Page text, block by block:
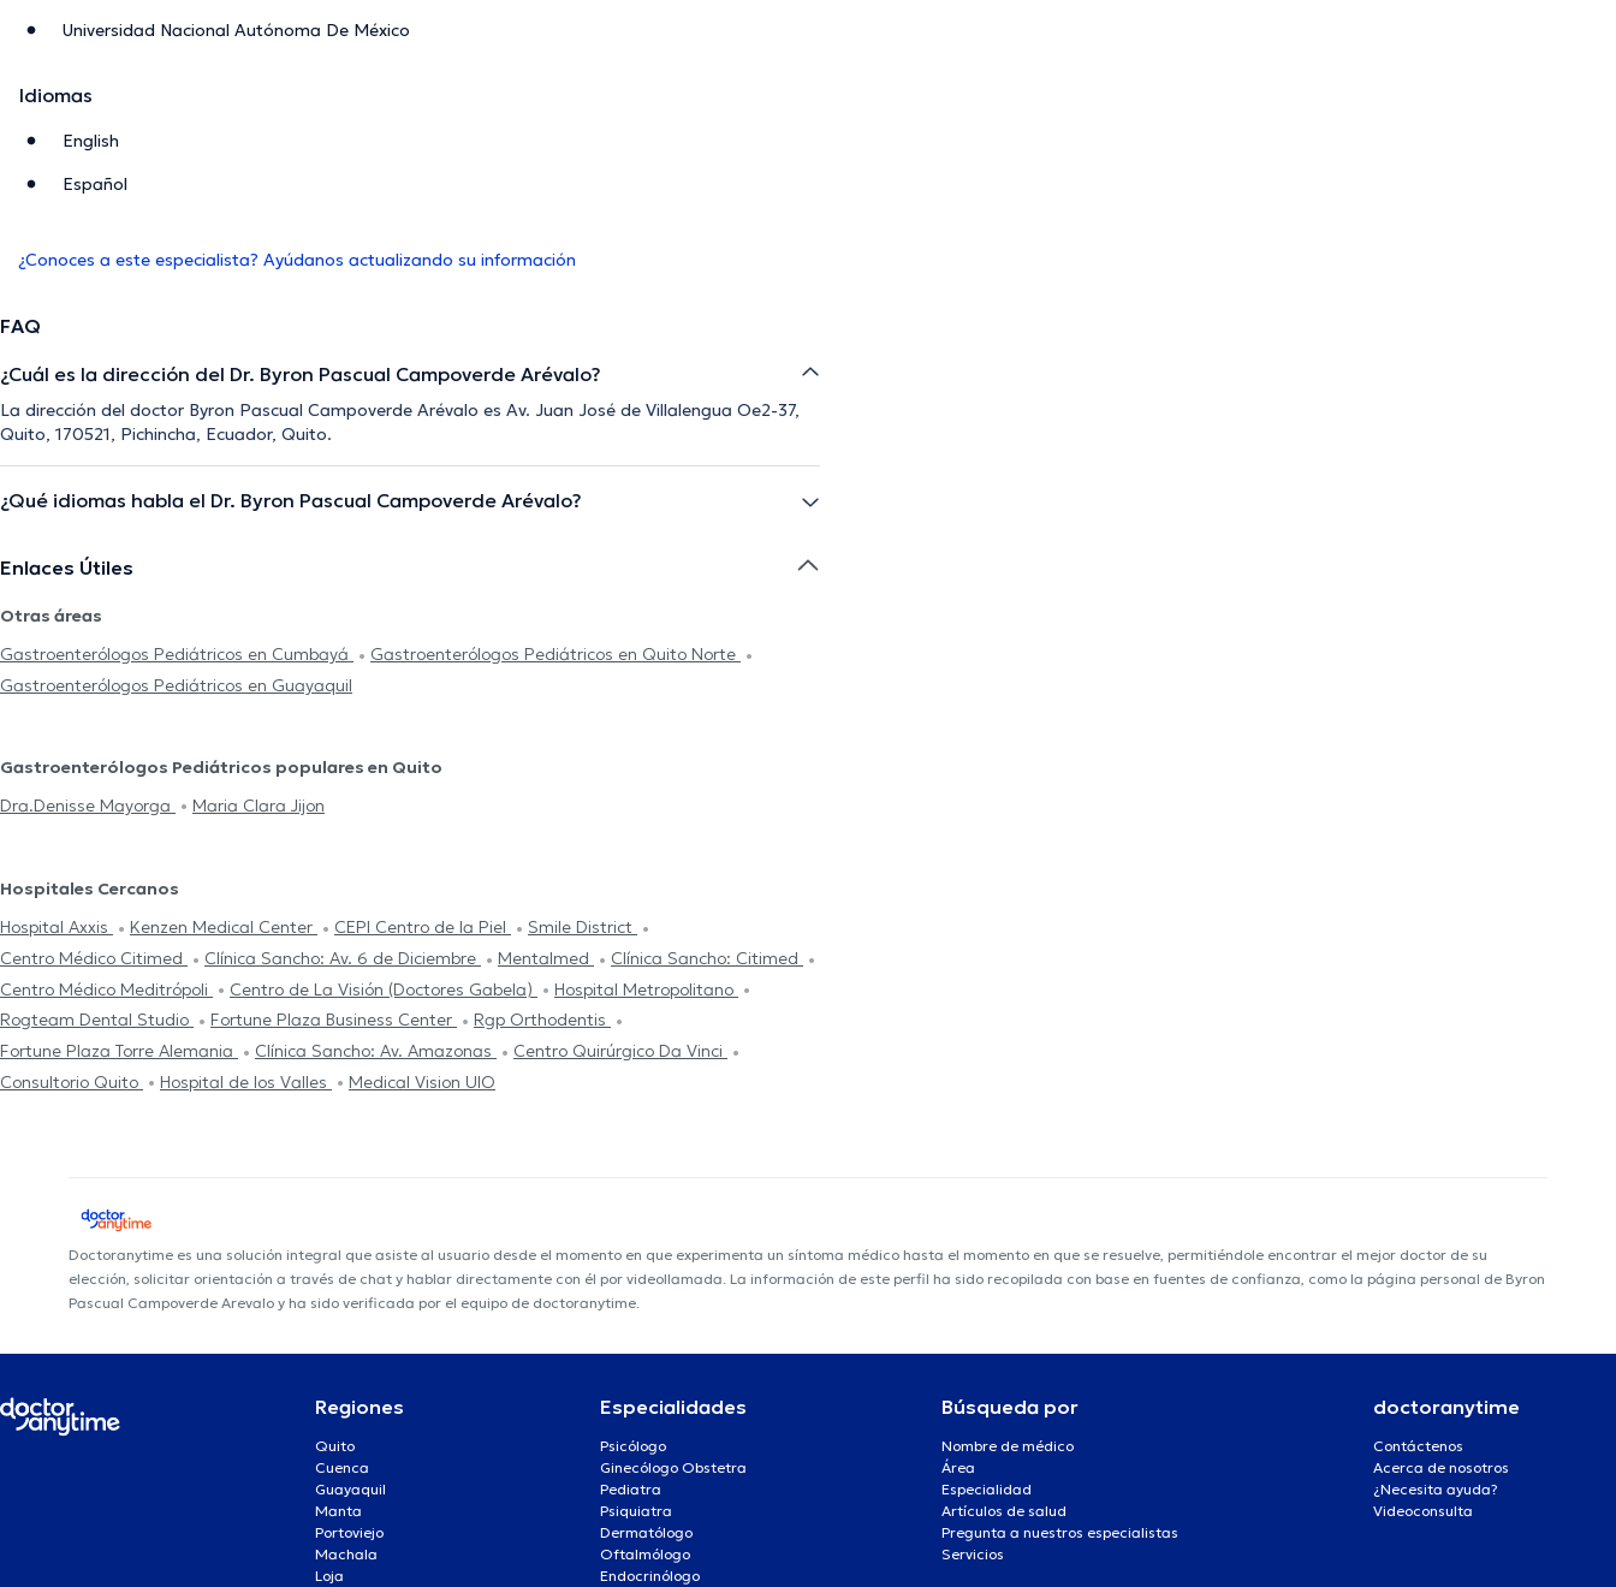
Universidad Nacional Autónoma De México
Idiomas
English
Español
¿Conoces a este especialista? Ayúdanos actualizando su información
FAQ
¿Cuál es la dirección del Dr. Byron Pascual Campoverde Arévalo?
La dirección del doctor Byron Pascual Campoverde Arévalo es Av. Juan José de Villalengua Oe2-37,
Quito, 170521, Pichincha, Ecuador, Quito.
¿Qué idiomas habla el Dr. Byron Pascual Campoverde Arévalo?
Enlaces Útiles
Otras áreas
Gastroenterólogos Pediátricos en Cumbayá
Gastroenterólogos Pediátricos en Quito Norte
Gastroenterólogos Pediátricos en Guayaquil
Gastroenterólogos Pediátricos populares en Quito
Dra.Denisse Mayorga
Maria Clara Jijon
Hospitales Cercanos
Hospital Axxis
Kenzen Medical Center CEPI Centro de la Piel
Smile District
Centro Médico Citimed
Clínica Sancho: Av. 6 de Diciembre Mentalmed
Clínica Sancho: Citimed
Centro Médico Meditrópoli
Centro de La Visión (Doctores Gabela)
Hospital Metropolitano
Rogteam Dental Studio
Fortune Plaza Business Center
Rgp Orthodentis
Fortune Plaza Torre Alemania
Clínica Sancho: Av. Amazonas
Centro Quirúrgico Da Vinci
Consultorio Quito
Hospital de los Valles Medical Vision UIO
Doctoranytime es una solución integral que asiste al usuario desde el momento en que experimenta un síntoma médico hasta el momento en que se resuelve, permitiéndole encontrar el mejor doctor de su
elección, solicitar orientación a través de chat y hablar directamente con él por videollamada. La información de este perfil ha sido recopilada con base en fuentes de confianza, como la página personal de Byron
Pascual Campoverde Arevalo y ha sido verificada por el equipo de doctoranytime.
Regiones
Quito
Cuenca
Guayaquil
Manta
Portoviejo
Machala
Loja
Especialidades
Psicólogo
Ginecólogo Obstetra
Pediatra
Psiquiatra
Dermatólogo
Oftalmólogo
Endocrinólogo
Búsqueda por
Nombre de médico
Área
Especialidad
Artículos de salud
Pregunta a nuestros especialistas
Servicios
doctoranytime
Contáctenos
Acerca de nosotros
¿Necesita ayuda?
Videoconsulta